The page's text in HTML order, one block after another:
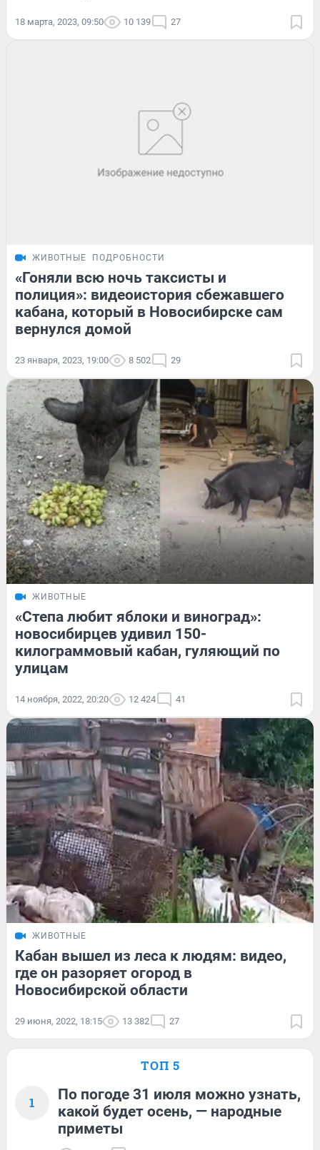
18 марта, 2023, 09:50 10 139 27
ЖИВОТНЫЕ ПОДРОБНОСТИ
«Гоняли всю ночь таксисты и
полиция»: видеоистория сбежавшего
кабана, который в Новосибирске сам
вернулся домой
23 января, 2023, 19:00 8 502 29
ЖИВОТНЫЕ
«Степа любит яблоки и виноград»:
новосибирцев удивил 150-
килограммовый кабан, гуляющий по
улицам
14 ноября, 2022, 20:20 12 424 41
ЖИВОТНЫЕ
Кабан вышел из леса к людям: видео,
где он разоряет огород в
Новосибирской области
29 июня, 2022, 18:15 13 382 27
ТОП 5
1
По погоде 31 июля можно узнать,
какой будет осень, — народные
приметы